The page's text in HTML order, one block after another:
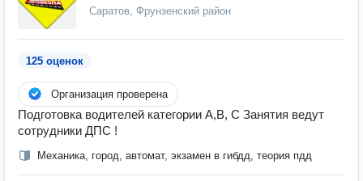
Саратов, Фрунзенский район
125 оценок
Организация проверена
Подготовка водителей категории А,В, С Занятия ведут
сотрудники ДПС !
Механика, город, автомат, экзамен в гибдд, теория пдд